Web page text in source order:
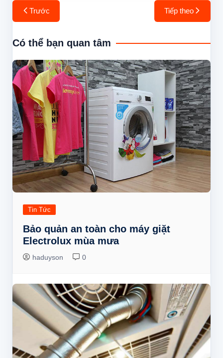
Điều
hướng
bài
Trước Tiếp theo
Có thể bạn quan tâm
Tin Tức
Bảo quản an toàn cho máy giặt
Electrolux mùa mưa
haduyson 0